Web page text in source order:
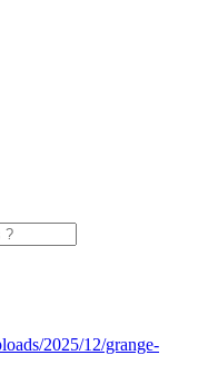
2025/12/grange-